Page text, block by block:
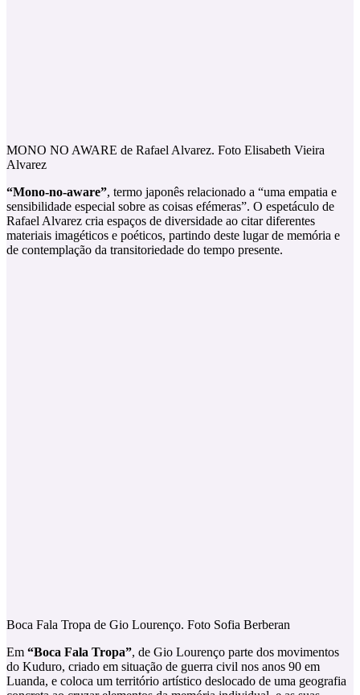
MONO NO AWARE de Rafael Alvarez. Foto Elisabeth Vieira
Alvarez
“Mono-no-aware”, termo japonês relacionado a “uma empatia e
sensibilidade especial sobre as coisas efémeras”. O espetáculo de
Rafael Alvarez cria espaços de diversidade ao citar diferentes
materiais imagéticos e poéticos, partindo deste lugar de memória e
de contemplação da transitoriedade do tempo presente.
Boca Fala Tropa de Gio Lourenço. Foto Sofia Berberan
Em “Boca Fala Tropa”, de Gio Lourenço parte dos movimentos
do Kuduro, criado em situação de guerra civil nos anos 90 em
Luanda, e coloca um território artístico deslocado de uma geografia